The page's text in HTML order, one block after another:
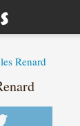
Renard